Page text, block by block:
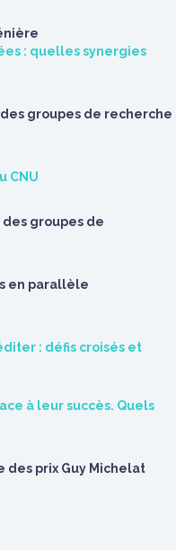
: quelles synergies
groupes de recherche
CNU
des groupes de
en parallèle
: défis croisés et
à leur succès. Quels
des prix Guy Michelat